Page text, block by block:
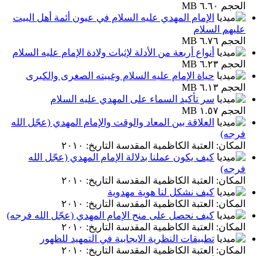
الحجم ٦.٦٠ MB
الإمام المهدي عليه السلام في عيون أئمة أهل البيت
عليهم السلام
الحجم ٦.٧٦ MB
أنواع أربعة من الأدلة لإثبات ولادة الإمام عليه السلام
الحجم ٦.٢٣ MB
حياة الإمام عليه السلام وغيبته الصغرى والكبرى
الحجم ٦.١٣ MB
سر تأكيد السماء على المهدي عليه السلام
الحجم ١.٥٧ MB
العلاقة بين المعاد والوقت والإمام المهدي (عجّل الله
فرجه)
المكان: العتبة الكاظمية المقدسة التاريخ: ٢٠١٠
كيف يكون عملنا بدلالة الإمام المهدي (عجّل الله
فرجه)
المكان: العتبة الكاظمية المقدسة التاريخ: ٢٠١٠
كيف نشكل لنا هوية مهدوية
المكان: العتبة الكاظمية المقدسة التاريخ: ٢٠١٠
كيف نحصل على منح الإمام المهدي (عجّل الله فرجه)
المكان: العتبة الكاظمية المقدسة التاريخ: ٢٠١٠
تطبيقات النظرية الايجابية في التمهيد للظهور
المكان: العتبة الكاظمية المقدسة التاريخ: ٢٠١٠